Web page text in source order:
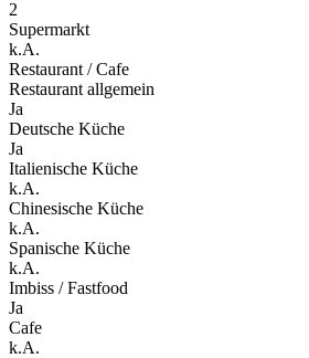
2
Supermarkt
k.A.
Restaurant / Cafe
Restaurant allgemein
Ja
Deutsche Küche
Ja
Italienische Küche
k.A.
Chinesische Küche
k.A.
Spanische Küche
k.A.
Imbiss / Fastfood
Ja
Cafe
k.A.